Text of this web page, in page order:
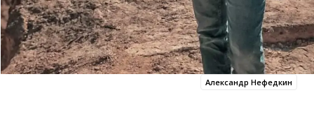
Александр Нефедкин